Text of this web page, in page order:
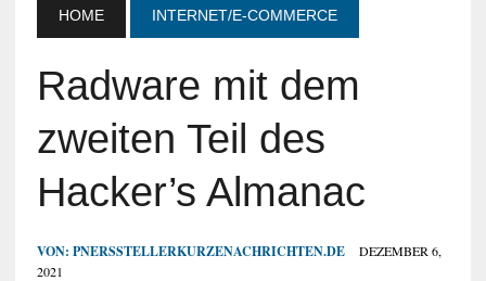
HOME INTERNET/E-COMMERCE
Radware mit dem
zweiten Teil des
Hacker’s Almanac
VON: PNERSSTELLERKURZENACHRICHTEN.DE
DEZEMBER 6,
2021